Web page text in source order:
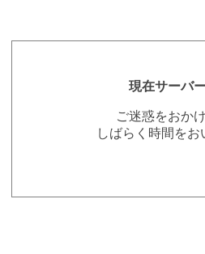
現在サーバ
ご迷惑をおか
しばらく時間を